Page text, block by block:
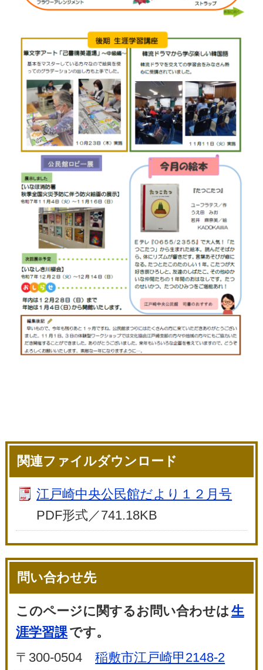
関連ファイルダウンロード
江戸崎中央公民館だより１２月号
PDF形式／741.18KB
問い合わせ先
このページに関するお問い合わせは 生
涯学習課です。
〒300-0504稲敷市江戸崎甲2148-2